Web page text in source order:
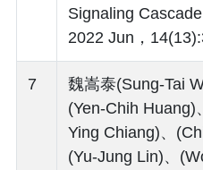
Signaling
2022 Jun，
7
魏嵩泰(Sung-Tai
(Yen-Chih Huang)
Ying Chiang)、
(Yu-Jung Lin)、